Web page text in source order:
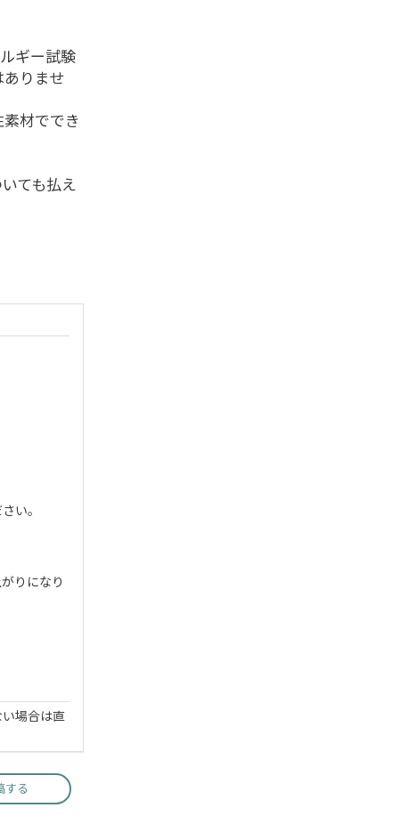
ギー試験
りませ
材ででき
ても払え
い。
りになり
場合は直
する